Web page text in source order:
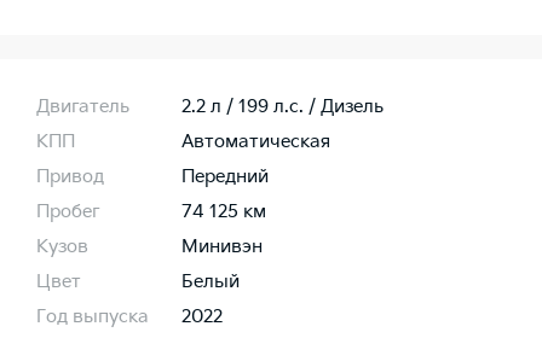
Двигатель
2.2 л / 199 л.c. / Дизель
КПП
Автоматическая
Привод
Передний
Пробег
74 125 км
Кузов
Минивэн
Цвет
Белый
Год выпуска
2022